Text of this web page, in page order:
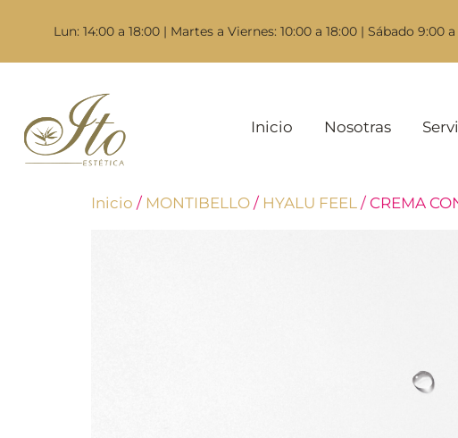
Lun: 14:00 a 18:00 | Martes a Viernes: 10:00 a 18:00 | Sábado 9:00
Inicio Nosotras
Inicio / MONTIBELLO / HYALU FEEL / CREMA